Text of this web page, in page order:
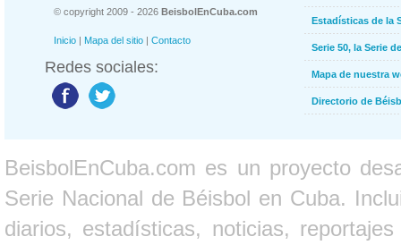
© copyright 2009 - 2026 BeisbolEnCuba.com
Inicio | Mapa del sitio | Contacto
Redes sociales:
Estadísticas de la
Serie 50, la Serie
Mapa de nuestra
Directorio de
BeisbolEnCuba.com es un proyecto
Serie Nacional de Béisbol en Cuba.
diarios, estadísticas, noticias,